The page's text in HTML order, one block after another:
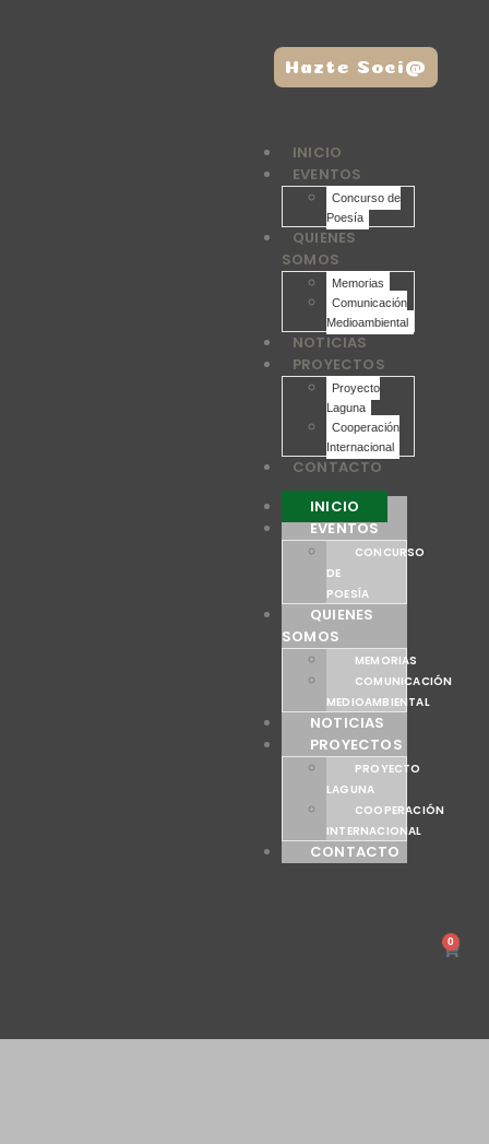
INICIO
EVENTOS
Concurso de
Poesía
QUIENES
SOMOS
Memorias
Comunicación
Medioambiental
NOTICIAS
PROYECTOS
Proyecto
Laguna
Cooperación
Internacional
CONTACTO
INICIO
EVENTOS
CONCURSO
DE
POESÍA
QUIENES
SOMOS
MEMORIAS
COMUNICACIÓN
MEDIOAMBIENTAL
NOTICIAS
PROYECTOS
PROYECTO
LAGUNA
COOPERACIÓN
INTERNACIONAL
CONTACTO
0
Hazte Soci@